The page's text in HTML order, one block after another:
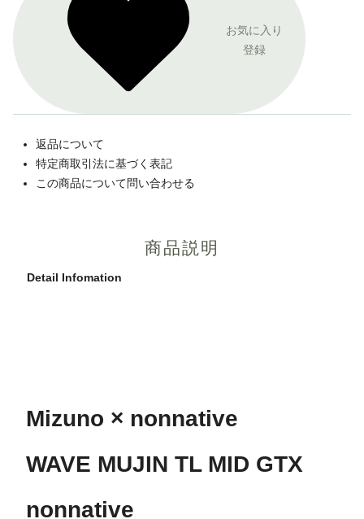
お気に入り
登録
返品について
特定商取引法に基づく表記
この商品について問い合わせる
商品説明
Detail Infomation
Mizuno × nonnative
WAVE MUJIN TL MID GTX
nonnative